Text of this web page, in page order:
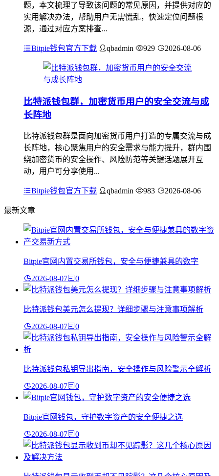
题，本文梳理了导致该问题的常见原因，并提供对应的
实用解决办法，帮助用户无需慌乱，快速定位问题根
源，通过对应方案排查...
Bitpie钱包官方下载 qbadmin 929 2026-08-06
比特派钱包群，加密货币用户的安全交流与成
长阵地
比特派钱包群是面向加密货币用户打造的专属交流与成
长阵地，核心聚焦用户的安全需求与能力提升，群内围
绕加密货币的安全操作、风险防范等关键话题展开互
动，用户可分享使用...
Bitpie钱包官方下载 qbadmin 983 2026-08-06
最新文章
Bitpie官网内置交易所钱包，安全与便捷兼具的数字
2026-08-07 0
比特派钱包美元怎么提现？详细步骤与注意事项解析
2026-08-07 0
比特派钱包私钥导出指南，安全操作与风险警示全解析
2026-08-07 0
Bitpie官网钱包，守护数字资产的安全便捷之选
2026-08-07 0